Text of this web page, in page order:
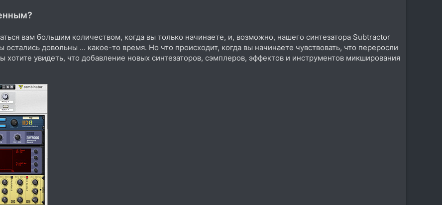
вам большим количеством, когда вы только начинаете, и, возможно, нашего синтезатора Subtractor
довольны ... какое-то время. Но что происходит, когда вы начинаете чувствовать, что переросли
хотите увидеть, что добавление новых синтезаторов, сэмплеров, эффектов и инструментов микширования